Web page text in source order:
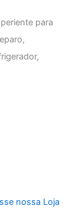
para
nossa Loja